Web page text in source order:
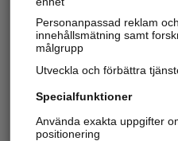
Personanpassad reklam
innehållsmätning samt
målgrupp
Utveckla och förbättra
Specialfunktioner
Använda exakta uppgifter
positionering